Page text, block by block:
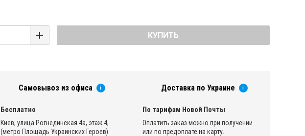
КУПИТЬ
Самовывоз из офиса i
Бесплатно
Киев, улица Рогнединская 4а, этаж 4,
(метро Площадь Украинских Героев)
Доставка по Украине i
По тарифам Новой Почты
Оплатить заказ можно при получении
или по предоплате на карту.